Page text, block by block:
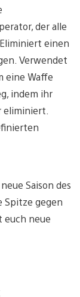
der alle
einen
Verwendet
eine Waffe
indem ihr
Saison des
Spitze gegen
euch neue